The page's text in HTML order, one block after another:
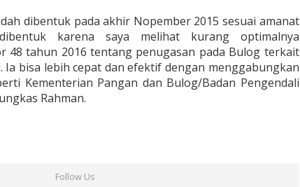
dibentuk pada akhir Nopember 2015 sesuai amanat
karena saya melihat kurang optimalnya
48 tahun 2016 tentang penugasan pada Bulog terkait
Ia bisa lebih cepat dan efektif dengan menggabungkan
Kementerian Pangan dan Bulog/Badan Pengendali
Rahman.
Follow Us